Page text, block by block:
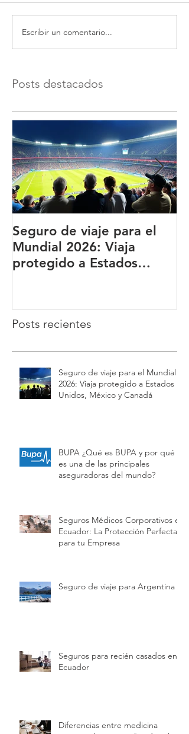
Escribir un comentario...
Posts destacados
Seguro de viaje para el
Mundial 2026: Viaja
protegido a Estados
Posts recientes
Seguro de viaje para el Mundial
2026: Viaja protegido a Estados
Unidos, México y Canadá
BUPA ¿Qué es BUPA y por qué
es una de las principales
aseguradoras del mundo?
Seguros Médicos Corporativos en
Ecuador: La Protección Perfecta
para tu Empresa
Seguro de viaje para Argentina
Seguros para recién casados en
Ecuador
Diferencias entre medicina